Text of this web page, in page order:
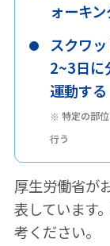
ォーキ
スクワ
2~3日に
運動する
特定の部
行う
厚生労働省が
表しています
考ください。